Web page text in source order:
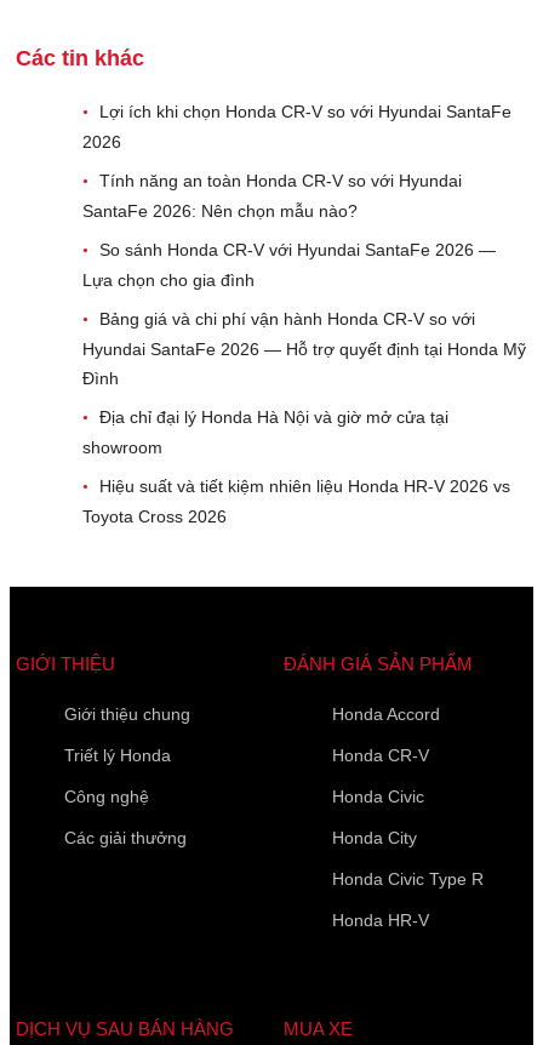
Các tin khác
•
Lợi ích khi chọn Honda CR-V so với Hyundai SantaFe
2026
•
Tính năng an toàn Honda CR-V so với Hyundai
SantaFe 2026: Nên chọn mẫu nào?
•
So sánh Honda CR-V với Hyundai SantaFe 2026 —
Lựa chọn cho gia đình
•
Bảng giá và chi phí vận hành Honda CR-V so với
Hyundai SantaFe 2026 — Hỗ trợ quyết định tại Honda Mỹ
Đình
•
Địa chỉ đại lý Honda Hà Nội và giờ mở cửa tại
showroom
•
Hiệu suất và tiết kiệm nhiên liệu Honda HR-V 2026 vs
Toyota Cross 2026
GIỚI THIỆU
Giới thiệu chung
Triết lý Honda
Công nghệ
Các giải thưởng
ĐÁNH GIÁ SẢN PHẨM
Honda Accord
Honda CR-V
Honda Civic
Honda City
Honda Civic Type R
Honda HR-V
DỊCH VỤ SAU BÁN HÀNG MUA XE